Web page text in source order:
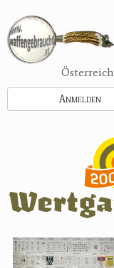
zum
Inhalt
Österreich
Anmelden